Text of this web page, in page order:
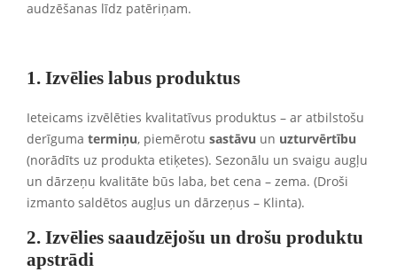
audzēšanas līdz patēriņam.
1. Izvēlies labus produktus
Ieteicams izvēlēties kvalitatīvus produktus – ar atbilstošu
derīguma termiņu, piemērotu sastāvu un uzturvērtību
(norādīts uz produkta etiķetes). Sezonālu un svaigu augļu
un dārzeņu kvalitāte būs laba, bet cena – zema. (Droši
izmanto saldētos augļus un dārzeņus – Klinta).
2. Izvēlies saaudzējošu un drošu produktu
apstrādi